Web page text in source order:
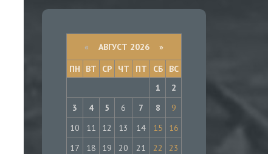
« АВГУСТ 2026 »
ПН
ВТ СР ЧТ ПТ СБ
ВС
1
2
3
4 5 6 7 8
9
10
11 12 13 14 15
16
17
18 19 20 21 22
23